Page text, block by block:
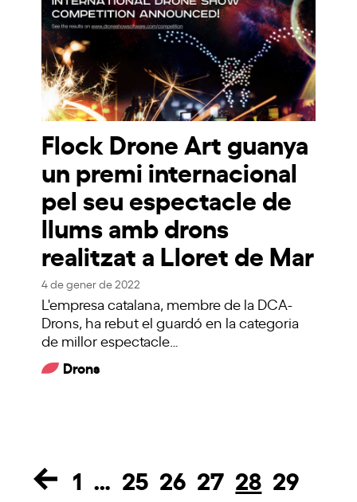
Flock Drone Art guanya
un premi internacional
pel seu espectacle de
llums amb drons
realitzat a Lloret de Mar
4 de gener de 2022
L'empresa catalana, membre de la DCA-
Drons, ha rebut el guardó en la categoria
de millor espectacle…
Drons
Page
1 … Page
25 Page
26 Page
27 Page
28 Page
29